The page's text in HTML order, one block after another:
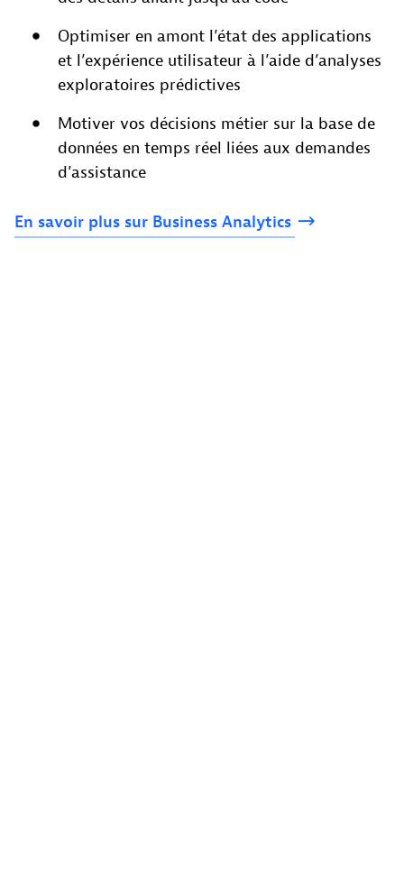
Optimiser en amont l’état des applications
et l’expérience utilisateur à l’aide d’analyses
exploratoires prédictives
Motiver vos décisions métier sur la base de
données en temps réel liées aux demandes
d’assistance
En savoir plus sur Business Analytics